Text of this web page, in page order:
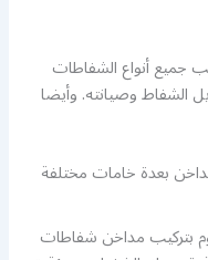
جميع أنواع الشفاطات
الشفاط وصيانته. وأيضا
بعدة خامات مختلفة
بتركيب مداخن شفاطات